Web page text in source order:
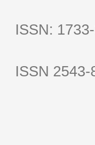
ISSN:
ISSN